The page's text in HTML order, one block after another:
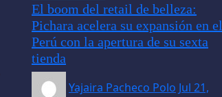
El boom del retail de belleza:
Pichara acelera su expansión en el
Perú con la apertura de su sexta
tienda
Yajaira Pacheco Polo Jul 21,